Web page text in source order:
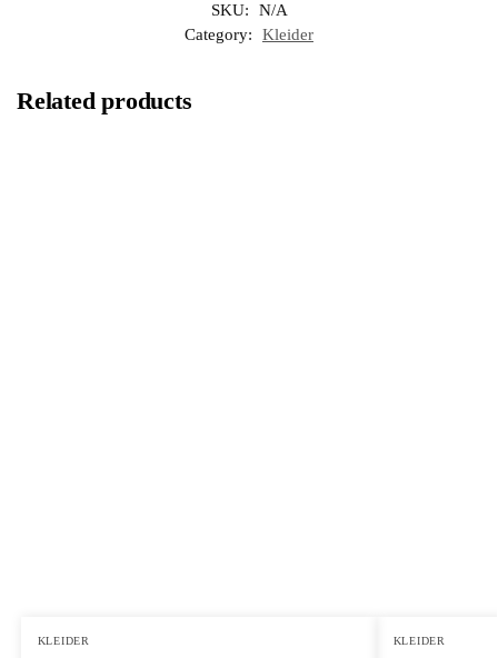
SKU:
N/A
Category:
Kleider
Related products
KLEIDER KLEIDER